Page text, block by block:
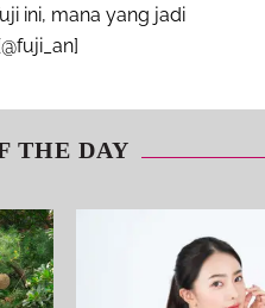
ini, mana yang jadi
THE DAY